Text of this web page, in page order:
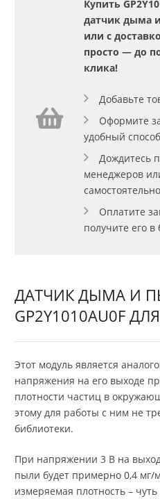
Купить
датчик дыма
или с
просто — до
клика!
Добавьте
Оформите
удобный
Дождитесь
менеджеров
самостоятельно
Оплатите
получите его
ДАТЧИК ДЫМА И
GP2Y1010AU0F
Этот модуль является
напряжения на его выходе
плотности частиц в
этому для работы с ним не
библиотеки.
При напряжении 3 В на
пыли будет примерно 0,4 мг/
измеряемая плотность – чуть